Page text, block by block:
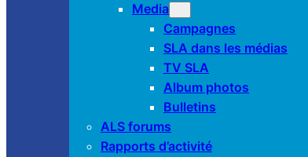
Media
Campagnes
SLA dans les médias
TV SLA
Album photos
Bulletins
ALS forums
Rapports d’activité